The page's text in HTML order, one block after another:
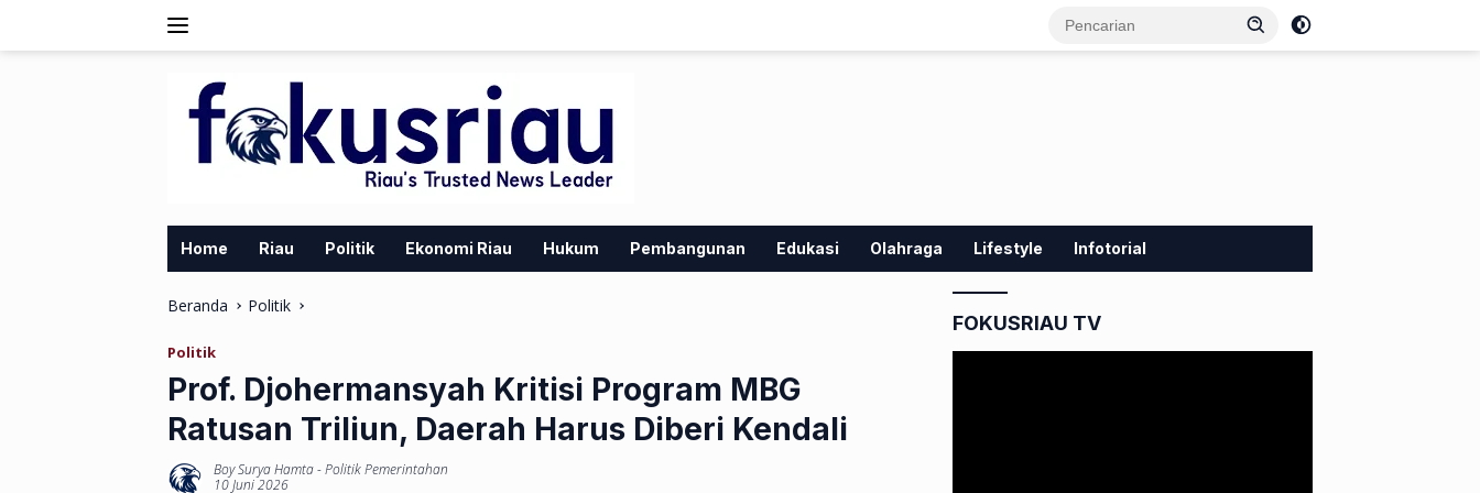
Home Riau Politik Ekonomi Riau Hukum Pembangunan Edukasi Olahraga Lifestyle Infotorial
Beranda Politik
Politik
Prof. Djohermansyah Kritisi Program MBG
Ratusan Triliun, Daerah Harus Diberi Kendali
Boy Surya Hamta-Politik Pemerintahan
10 Juni 2026
FOKUSRIAU TV